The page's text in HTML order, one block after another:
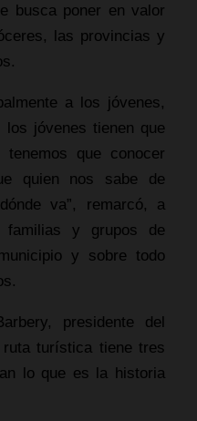
busca poner en valor
las provincias y
a los jóvenes,
los jóvenes tienen que
que conocer
quien nos sabe de
va”, remarcó, a
y grupos de
y sobre todo
presidente del
turística tiene tres
lo que es la historia